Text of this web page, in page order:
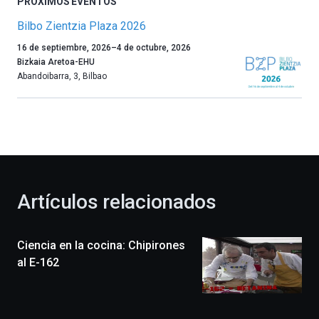
Bilbo Zientzia Plaza 2026
Un
año
más,
celebración
novena
edición
16 de septiembre, 2026–4 de octubre, 2026
Bizkaia Aretoa-EHU
Abandoibarra, 3 Bilbao
Artículos relacionados
Ciencia en la cocina: Chipirones
al E-162